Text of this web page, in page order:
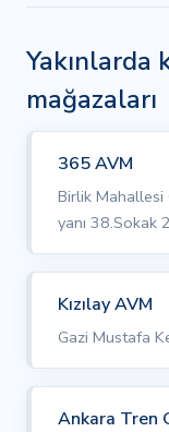
Yakınlarda
mağazaları
365 AVM
Birlik Mahallesi
yanı 38.Sokak
Kızılay AVM
Gazi Mustafa
Ankara Tren